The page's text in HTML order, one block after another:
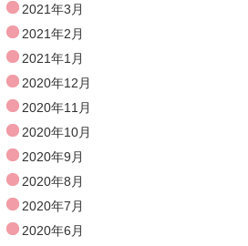
2021年3月
2021年2月
2021年1月
2020年12月
2020年11月
2020年10月
2020年9月
2020年8月
2020年7月
2020年6月